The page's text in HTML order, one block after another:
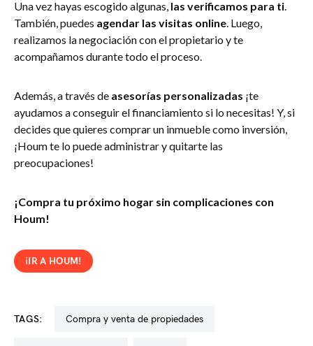
Una vez hayas escogido algunas, las verificamos para ti.
También, puedes agendar las visitas online. Luego,
realizamos la negociación con el propietario y te
acompañamos durante todo el proceso.
Además, a través de asesorías personalizadas ¡te
ayudamos a conseguir el financiamiento si lo necesitas! Y, si
decides que quieres comprar un inmueble como inversión,
¡Houm te lo puede administrar y quitarte las
preocupaciones!
¡Compra tu próximo hogar sin complicaciones con
Houm!
¡IR A HOUM!
TAGS: compra y venta de propiedades